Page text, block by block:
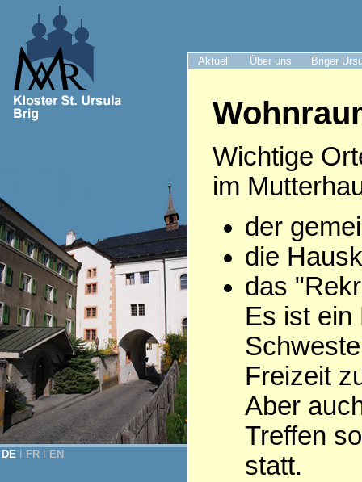
Aktuell Über uns Briger
DE FR EN
Wichtige
im
der
die
das
Es ist ein
Freizeit
Aber
Treffen
statt.